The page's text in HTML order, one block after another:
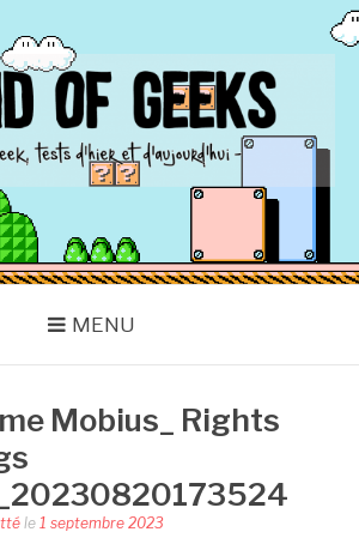
GEEKS
MENU
Mobius_ Rights
le 1 septembre 2023